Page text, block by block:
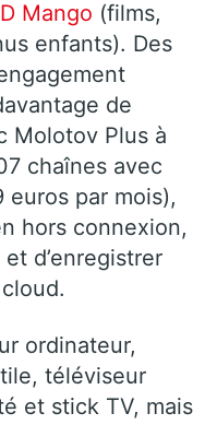
Mango (films,
enfants). Des
de
Molotov Plus à
chaînes avec
par mois),
hors connexion,
d’enregistrer
ordinateur,
téléviseur
et stick TV, mais